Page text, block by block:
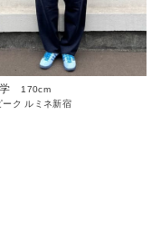
170cm
ーク ルミネ新宿